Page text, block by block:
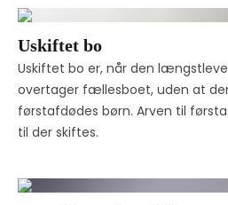
Uskiftet bo
Uskiftet bo er, når den
overtager fællesboet, uden at
førstafdødes børn. Arven til
til der skiftes.